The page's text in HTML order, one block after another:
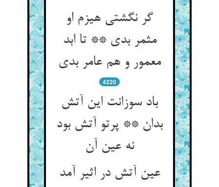
گر نگشتی هیزم او
مثمر بدی ** تا ابد
معمور و هم عامر بدی
4220
باد سوزانت این آتش
بدان ** پرتو آتش بود
نه عین آن
عین آتش در اثیر آمد